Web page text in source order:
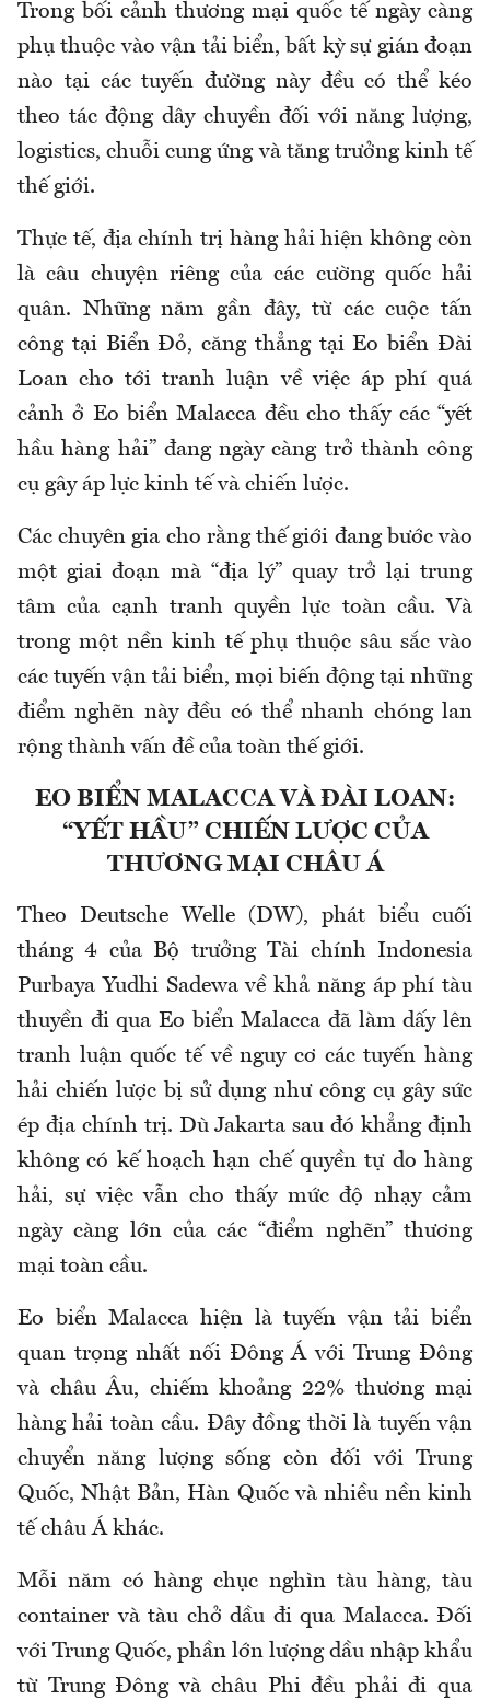
Trong bối cảnh thương mại quốc tế ngày càng
phụ thuộc vào vận tải biển, bất kỳ sự gián đoạn
nào tại các tuyến đường này đều có thể kéo
theo tác động dây chuyền đối với năng lượng,
logistics, chuỗi cung ứng và tăng trưởng kinh tế
thế giới.
Thực tế, địa chính trị hàng hải hiện không còn
là câu chuyện riêng của các cường quốc hải
quân. Những năm gần đây, từ các cuộc tấn
công tại Biển Đỏ, căng thẳng tại Eo biển Đài
Loan cho tới tranh luận về việc áp phí quá
cảnh ở Eo biển Malacca đều cho thấy các “yết
hầu hàng hải” đang ngày càng trở thành công
cụ gây áp lực kinh tế và chiến lược.
Các chuyên gia cho rằng thế giới đang bước vào
một giai đoạn mà “địa lý” quay trở lại trung
tâm của cạnh tranh quyền lực toàn cầu. Và
trong một nền kinh tế phụ thuộc sâu sắc vào
các tuyến vận tải biển, mọi biến động tại những
điểm nghẽn này đều có thể nhanh chóng lan
rộng thành vấn đề của toàn thế giới.
EO BIỂN MALACCA VÀ ĐÀI LOAN:
“YẾT HẦU” CHIẾN LƯỢC CỦA
THƯƠNG MẠI CHÂU Á
Theo Deutsche Welle (DW), phát biểu cuối
tháng 4 của Bộ trưởng Tài chính Indonesia
Purbaya Yudhi Sadewa về khả năng áp phí tàu
thuyền đi qua Eo biển Malacca đã làm dấy lên
tranh luận quốc tế về nguy cơ các tuyến hàng
hải chiến lược bị sử dụng như công cụ gây sức
ép địa chính trị. Dù Jakarta sau đó khẳng định
không có kế hoạch hạn chế quyền tự do hàng
hải, sự việc vẫn cho thấy mức độ nhạy cảm
ngày càng lớn của các “điểm nghẽn” thương
mại toàn cầu.
Eo biển Malacca hiện là tuyến vận tải biển
quan trọng nhất nối Đông Á với Trung Đông
và châu Âu, chiếm khoảng 22% thương mại
hàng hải toàn cầu. Đây đồng thời là tuyến vận
chuyển năng lượng sống còn đối với Trung
Quốc, Nhật Bản, Hàn Quốc và nhiều nền kinh
tế châu Á khác.
Mỗi năm có hàng chục nghìn tàu hàng, tàu
container và tàu chở dầu đi qua Malacca. Đối
với Trung Quốc, phần lớn lượng dầu nhập khẩu
từ Trung Đông và châu Phi đều phải đi qua